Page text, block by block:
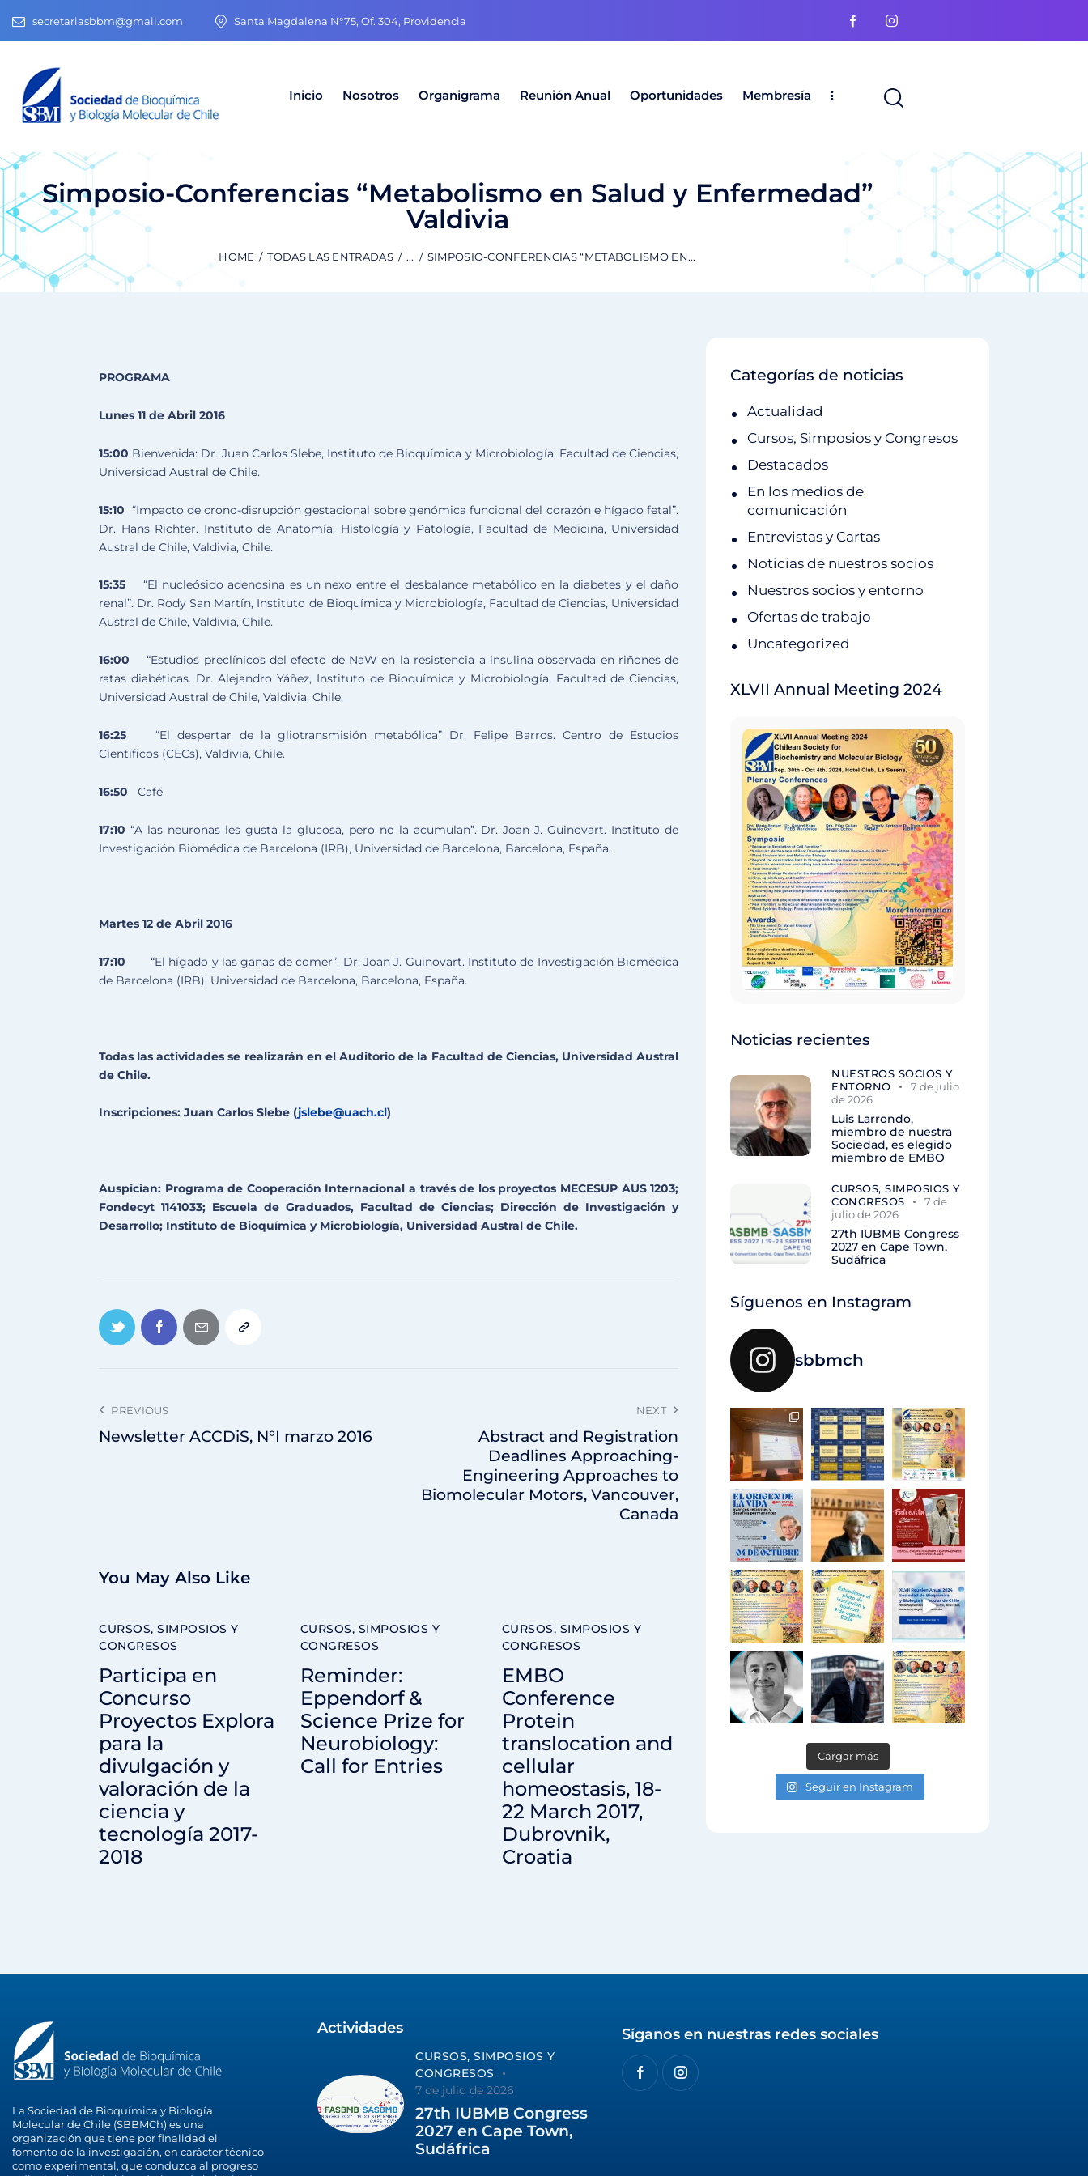
secretariasbbm@gmail.com Santa Magdalena N°75, Of. 304, Providencia
Inicio Nosotros Organigrama Reunión Anual Oportunidades Membresía
Simposio-Conferencias “Metabolismo en Salud y Enfermedad”
Valdivia
HOME TODAS LAS ENTRADAS ... SIMPOSIO-CONFERENCIAS “METABOLISMO EN...
PROGRAMA
Lunes 11 de Abril 2016
15:00 Bienvenida: Dr. Juan Carlos Slebe, Instituto de Bioquímica y Microbiología, Facultad de Ciencias,
Universidad Austral de Chile.
15:10 “Impacto de crono-disrupción gestacional sobre genómica funcional del corazón e hígado fetal”.
Dr. Hans Richter. Instituto de Anatomía, Histología y Patología, Facultad de Medicina, Universidad
Austral de Chile, Valdivia, Chile.
15:35 “El nucleósido adenosina es un nexo entre el desbalance metabólico en la diabetes y el daño
renal”. Dr. Rody San Martín, Instituto de Bioquímica y Microbiología, Facultad de Ciencias, Universidad
Austral de Chile, Valdivia, Chile.
16:00“Estudios preclínicos del efecto de NaW en la resistencia a insulina observada en riñones de
ratas diabéticas. Dr. Alejandro Yáñez, Instituto de Bioquímica y Microbiología, Facultad de Ciencias,
Universidad Austral de Chile, Valdivia, Chile.
16:25
“El despertar de la gliotransmisión metabólica” Dr. Felipe Barros. Centro de Estudios
Científicos (CECs), Valdivia, Chile.
16:50 Café
17:10 “A las neuronas les gusta la glucosa, pero no la acumulan”. Dr. Joan J. Guinovart. Instituto de
Investigación Biomédica de Barcelona (IRB), Universidad de Barcelona, Barcelona, España.
Martes 12 de Abril 2016
17:10 “El hígado y las ganas de comer”. Dr. Joan J. Guinovart. Instituto de Investigación Biomédica
de Barcelona (IRB), Universidad de Barcelona, Barcelona, España.
Todas las actividades se realizarán en el Auditorio de la Facultad de Ciencias, Universidad Austral
de Chile.
Inscripciones: Juan Carlos Slebe (jslebe@uach.cl)
Auspician: Programa de Cooperación Internacional a través de los proyectos MECESUP AUS 1203;
Fondecyt 1141033; Escuela de Graduados, Facultad de Ciencias; Dirección de Investigación y
Desarrollo; Instituto de Bioquímica y Microbiología, Universidad Austral de Chile.
PREVIOUS
Newsletter ACCDiS, N°I marzo 2016
NEXT
Abstract and Registration
Deadlines Approaching-
Engineering Approaches to
Biomolecular Motors, Vancouver,
Canada
You May Also Like
CURSOS, SIMPOSIOS Y
CONGRESOS
Participa en
Concurso
Proyectos Explora
para la
divulgación y
valoración de la
ciencia y
tecnología 2017-
2018
CURSOS, SIMPOSIOS Y
CONGRESOS
Reminder:
Eppendorf &
Science Prize for
Neurobiology:
Call for Entries
CURSOS, SIMPOSIOS Y
CONGRESOS
EMBO
Conference
Protein
translocation and
cellular
homeostasis, 18-
22 March 2017,
Dubrovnik,
Croatia
Categorías de noticias
Actualidad
Cursos, Simposios y Congresos
Destacados
En los medios de
comunicación
Entrevistas y Cartas
Noticias de nuestros socios
Nuestros socios y entorno
Ofertas de trabajo
Uncategorized
XLVII Annual Meeting 2024
Noticias recientes
NUESTROS SOCIOS Y
ENTORNO
7 de julio
de 2026
Luis Larrondo,
miembro de nuestra
Sociedad, es elegido
miembro de EMBO
CURSOS, SIMPOSIOS Y
CONGRESOS
7 de
julio de 2026
27th IUBMB Congress
2027 en Cape Town,
Sudáfrica
Síguenos en Instagram
sbbmch
Cargar más
Seguir en Instagram
La Sociedad de Bioquímica y Biología
Molecular de Chile (SBBMCh) es una
organización que tiene por finalidad el
fomento de la investigación, en carácter técnico
como experimental, que conduzca al progreso
Actividades
CURSOS, SIMPOSIOS Y
CONGRESOS
7 de julio de 2026
27th IUBMB Congress
2027 en Cape Town,
Sudáfrica
Síganos en nuestras redes sociales